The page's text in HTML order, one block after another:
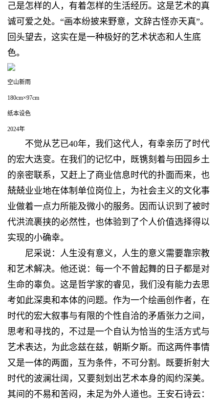
己是怎样的人，有着怎样的生活经历。这是艺术的真
诚可爱之处。“画本纷披来野意，文辞古怪亦天真”。
回头望去，这实在是一种极好的艺术状态和人生底
色。
空山新雨
180cm×97cm
纸本设色
2024年
不觉从艺已40年，我们这代人，有幸亲历了时代
的宏大迭变。在我们的记忆中，既镌刻着与田园乡土
的亲密联系，又赶上了商业信息时代的扑面而来，也
兢兢业业地在体制单位岗位上，为社会主义的文化事
业做着一点力所能及微小的服务。因而认识到了被时
代洪流裹挟的必然性，也体验到了个人价值选择得以
实现的小确幸。
尼采说：人生没有意义，人生的意义需要靠宗教
和艺术解决。他还说：每一个不曾起舞的日子都是对
生命的辜负。这是哲学家的睿见，我们没有能力去思
考如此深奥和本体的问题。作为一个绘画创作者，在
时代的宏大叙事与有限的个性自洽的矛盾张力之间，
思考和寻找的，不过是一个自认为恰当的生活方式与
艺术表达，为此念兹在兹，朝斯夕斯。而这两件事情
又是一体的两面，互为条件，不可分割。既要折射大
时代的波澜壮阔，又要刻划出艺术本身的闳约深美。
其间的不易和苦闷，未足为外人道也。王安石诗云：